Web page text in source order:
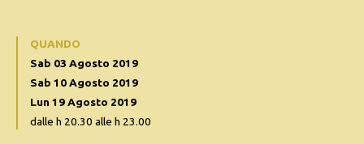
QUANDO
Sab 03 Agosto 2019
Sab 10 Agosto 2019
Lun 19 Agosto 2019
dalle h 20.30 alle h 23.00